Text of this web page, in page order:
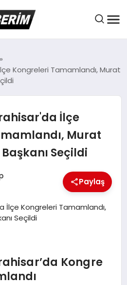
Kongreleri Tamamlandı, Murat
İlçe
Murat
Seçildi
Paylaş
Kongre